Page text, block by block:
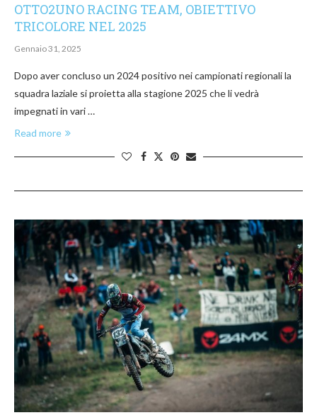
OTTO2UNO RACING TEAM, OBIETTIVO
TRICOLORE NEL 2025
Gennaio 31, 2025
Dopo aver concluso un 2024 positivo nei campionati regionali la
squadra laziale si proietta alla stagione 2025 che li vedrà
impegnati in vari …
Read more